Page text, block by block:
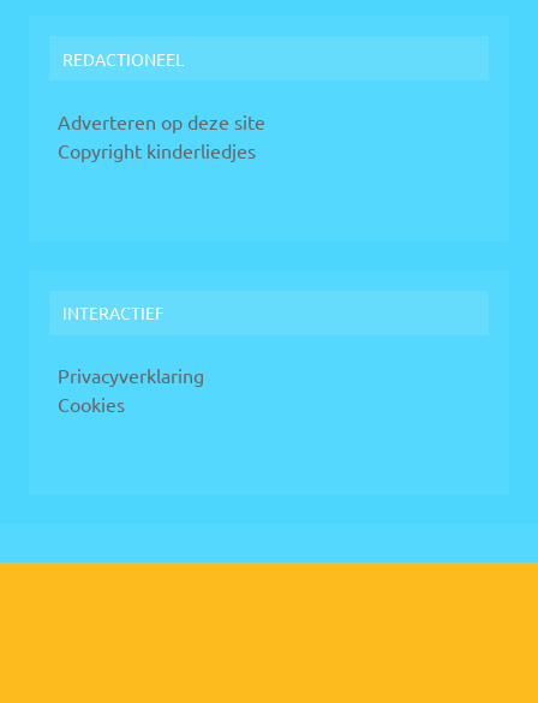
REDACTIONEEL
Adverteren op deze site
Copyright kinderliedjes
INTERACTIEF
Privacyverklaring
Cookies